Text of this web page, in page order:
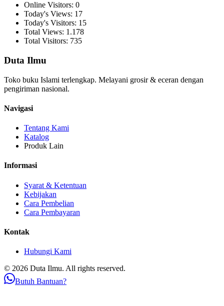
Online Visitors: 0
Today's Views: 17
Today's Visitors: 15
Total Views: 1.178
Total Visitors: 735
Duta Ilmu
Toko buku Islami terlengkap. Melayani grosir & eceran dengan
pengiriman nasional.
Navigasi
Tentang Kami
Katalog
Produk Lain
Informasi
Syarat & Ketentuan
Kebijakan
Cara Pembelian
Cara Pembayaran
Kontak
Hubungi Kami
© 2026 Duta Ilmu. All rights reserved.
Butuh Bantuan?